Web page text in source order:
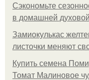
Сэкономьте
в домашней
Замиокулькас
листочки меняют
Купить семена
Томат Малиновое